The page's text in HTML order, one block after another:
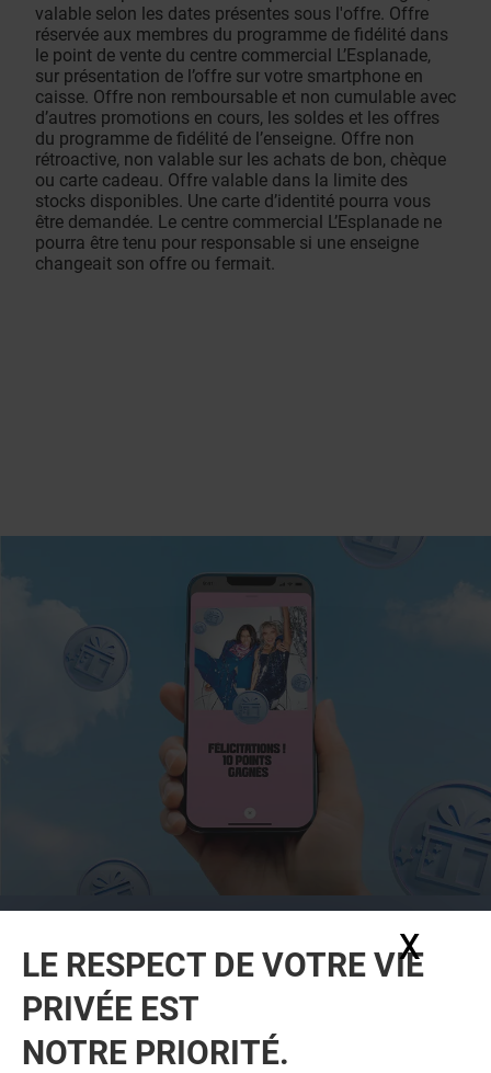
valable selon les dates présentes sous l'offre. Offre
réservée aux membres du programme de fidélité dans
le point de vente du centre commercial L’Esplanade,
sur présentation de l’offre sur votre smartphone en
caisse. Offre non remboursable et non cumulable avec
d’autres promotions en cours, les soldes et les offres
du programme de fidélité de l’enseigne. Offre non
rétroactive, non valable sur les achats de bon, chèque
ou carte cadeau. Offre valable dans la limite des
stocks disponibles. Une carte d’identité pourra vous
être demandée. Le centre commercial L’Esplanade ne
pourra être tenu pour responsable si une enseigne
changeait son offre ou fermait.
MEMBRES DU PROGRAMME DE FIDÉLITÉ
L'ESPLANADE & MOI
TÉLÉCHARGEZ L'APP ET REJOIGNEZ-
NOUS POUR BÉNÉFICIER D'OFFRES
EXCLUSIVES ET PLUS ENCORE !
LE RESPECT DE VOTRE VIE
PRIVÉE EST
NOTRE PRIORITÉ.
X